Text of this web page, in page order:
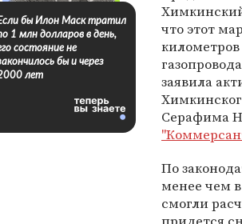
что этот
заявила
Серафима
По
менее чем
смогли
бы Илон Маск тратил
1 млн долларов в день,
состояние не
бы и через
лет